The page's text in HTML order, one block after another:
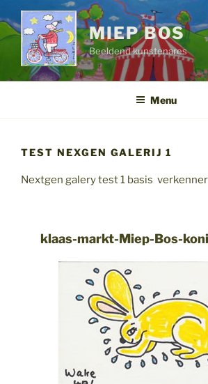
naar
de
inhoud
MIEP BOS
Beeldend kunstenares
Menu
TEST NEXGEN GALERIJ 1
Nextgen galery test 1 basis verkenner
klaas-markt-Miep-Bos-